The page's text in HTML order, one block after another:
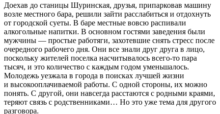
Доехав до станицы Шуринская, друзья, припарковав машину
возле местного бара, решили зайти расслабиться и отдохнуть
от городской суеты. В баре местные вовсю распивали
алкогольные напитки. В основном гостями заведения были
мужчины — простые работяги, захотевшие снять стресс после
очередного рабочего дня. Они все знали друг друга в лицо,
поскольку жителей поселка насчитывалось всего-то пара
тысяч, и это количество с каждым годом уменьшалось.
Молодежь уезжала в города в поисках лучшей жизни
и высокооплачиваемой работы. С одной стороны, их можно
понять. С другой, они навсегда расстаются с родными краями,
теряют связь с родственниками… Но это уже тема для другого
разговора.